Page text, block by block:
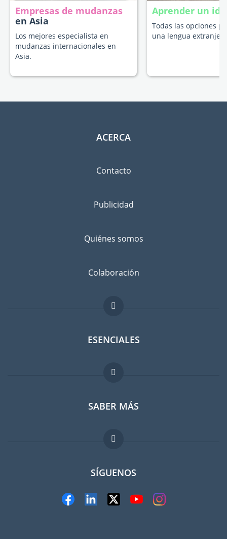
Empresas de mudanzas
en Asia
Los mejores especialista en
mudanzas internacionales en
Asia.
Aprender un
Todas las opciones
una lengua
ACERCA
Contacto
Publicidad
Quiénes somos
Colaboración
ESENCIALES
Foro para expatriados
Guia para expatriados
Trabajos en el extranjero
SABER MÁS
FAQ
SÍGUENOS